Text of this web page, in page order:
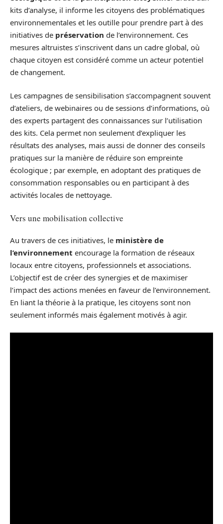
kits d’analyse, il informe les citoyens des problématiques
environnementales et les outille pour prendre part à des
initiatives de préservation de l’environnement. Ces
mesures altruistes s’inscrivent dans un cadre global, où
chaque citoyen est considéré comme un acteur potentiel
de changement.
Les campagnes de sensibilisation s’accompagnent souvent
d’ateliers, de webinaires ou de sessions d’informations, où
des experts partagent des connaissances sur l’utilisation
des kits. Cela permet non seulement d’expliquer les
résultats des analyses, mais aussi de donner des conseils
pratiques sur la manière de réduire son empreinte
écologique ; par exemple, en adoptant des pratiques de
consommation responsables ou en participant à des
activités locales de nettoyage.
Vers une mobilisation collective
Au travers de ces initiatives, le ministère de
l’environnement encourage la formation de réseaux
locaux entre citoyens, professionnels et associations.
L’objectif est de créer des synergies et de maximiser
l’impact des actions menées en faveur de l’environnement.
En liant la théorie à la pratique, les citoyens sont non
seulement informés mais également motivés à agir.